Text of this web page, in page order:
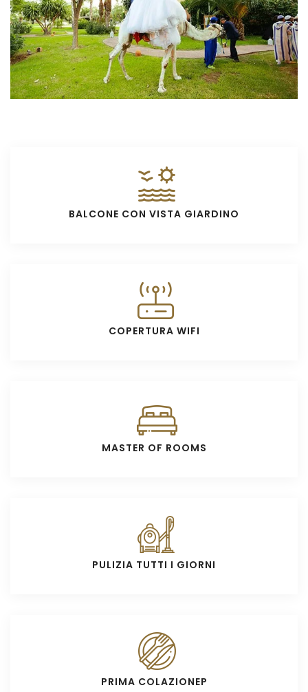
BALCONE CON VISTA GIARDINO
COPERTURA WIFI
MASTER OF ROOMS
PULIZIA TUTTI I GIORNI
PRIMA COLAZIONEP